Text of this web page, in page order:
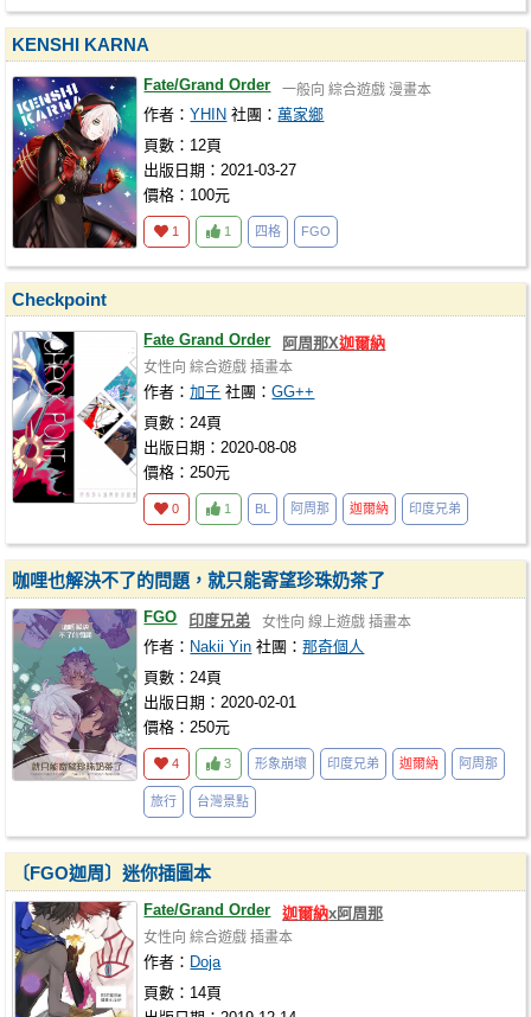
KENSHI KARNA
Fate/Grand Order 一般向 綜合遊戲 漫畫本
作者：YHIN 社團：萬家鄉
頁數：12頁
出版日期：2021-03-27
價格：100元
1 1 四格 FGO
Checkpoint
Fate Grand Order 阿周那X迦爾納
女性向 綜合遊戲 插畫本
作者：加子 社團：GG++
頁數：24頁
出版日期：2020-08-08
價格：250元
0 1 BL 阿周那 迦爾納 印度兄弟
咖哩也解決不了的問題，就只能寄望珍珠奶茶了
FGO 印度兄弟 女性向 線上遊戲 插畫本
作者： Nakii Yin 社團：那奇個人
頁數：24頁
出版日期：2020-02-01
價格：250元
4 3 形象崩壞 印度兄弟 迦爾納 阿周那
旅行 台灣景點
〔FGO迦周〕迷你插圖本
Fate/Grand Order 迦爾納x阿周那
女性向 綜合遊戲 插畫本
作者： Doja
頁數：14頁